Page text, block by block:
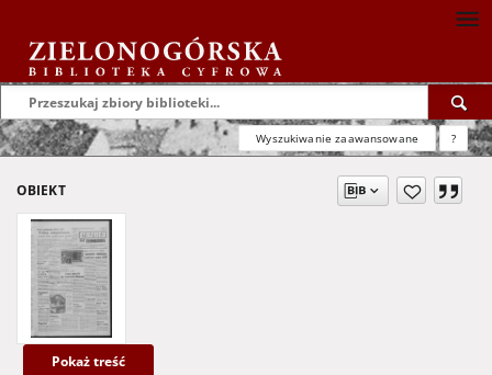
Wyszukiwanie zaawansowane ?
OBIEKT
Pokaż treść